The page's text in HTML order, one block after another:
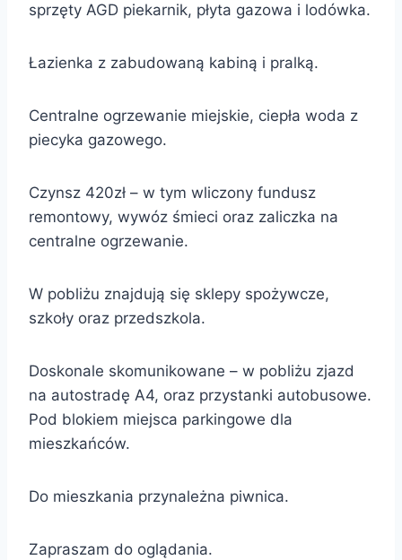
sprzęty AGD piekarnik, płyta gazowa i lodówka.
Łazienka z zabudowaną kabiną i pralką.
Centralne ogrzewanie miejskie, ciepła woda z
piecyka gazowego.
Czynsz 420zł – w tym wliczony fundusz
remontowy, wywóz śmieci oraz zaliczka na
centralne ogrzewanie.
W pobliżu znajdują się sklepy spożywcze,
szkoły oraz przedszkola.
Doskonale skomunikowane – w pobliżu zjazd
na autostradę A4, oraz przystanki autobusowe.
Pod blokiem miejsca parkingowe dla
mieszkańców.
Do mieszkania przynależna piwnica.
Zapraszam do oglądania.